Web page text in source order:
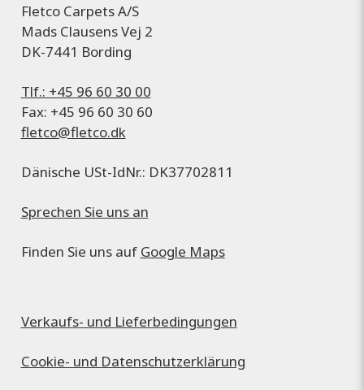
Fletco Carpets A/S
Mads Clausens Vej 2
DK-7441 Bording
Tlf.: +45 96 60 30 00
Fax: +45 96 60 30 60
fletco@fletco.dk
Dänische USt-IdNr.: DK37702811
Sprechen Sie uns an
Finden Sie uns auf Google Maps
Verkaufs- und Lieferbedingungen
Cookie- und Datenschutzerklärung